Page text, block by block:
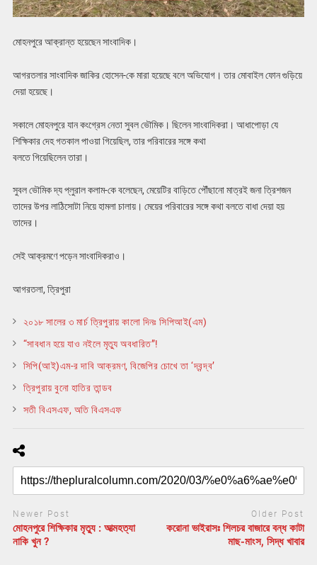
মোহনপুরে আক্রান্ত হয়েছেন সাংবাদিক।
আগরতলার সাংবাদিক জাকির হোসেন-কে মারা হয়েছে বলে অভিযোগ। তার মোবাইল ফোন গুড়িয়ে
দেয়া হয়েছে।
সকালে মোহনপুরে যান কংগ্রেস নেতা সুবল ভৌমিক। ছিলেন সাংবাদিকরা। আধাপোড়া যে
শিক্ষিকার দেহ গতকাল পাওয়া গিয়েছিল, তার পরিবারের সঙ্গে কথা
বলতে গিয়েছিলেন তারা।
সুবল ভৌমিক দ্য প্লুরাল কলাম-কে বলেছেন, মেয়েটির বাড়িতে পৌঁছানো মাত্রই জনা ত্রিশজন
তাদের উপর লাঠিসোটা নিয়ে হামলা চালায়। মেয়ের পরিবারের সঙ্গে কথা বলতে বাধা দেয়া হয়
তাদের।
সেই আক্রমণে পড়েন সাংবাদিকরাও।
আগরতলা, ত্রিপুরা
২০১৮ সালের ৩ মার্চ ত্রিপুরায় কালো দিনঃ সিপিআই(এম)
“সাবধান হয়ে যাও নইলে মৃত্যু অবধারিত”!
সিপি(আই)এম-র দাবি আক্রমণ, বিজেপির চোখে তা ‘দ্বন্দ্ব’
ত্রিপুরায় বুনো হাতির তান্ডব
সতী বিএসএফ, অতি বিএসএফ
Newer Post
মোহনপুরে শিক্ষিকার মৃত্যু : আত্মহত্যা
নাকি খুন ?
Older Post
করোনা ভাইরাসঃ শিলচর বাজারে বন্ধ কাটা
মাছ-মাংস, সিদ্ধ খাবার